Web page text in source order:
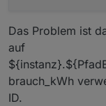
Das Problem ist
auf
brauch_kWh
ID.